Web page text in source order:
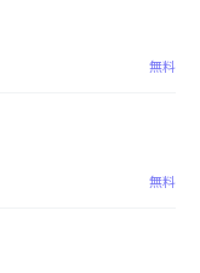
無料
無料